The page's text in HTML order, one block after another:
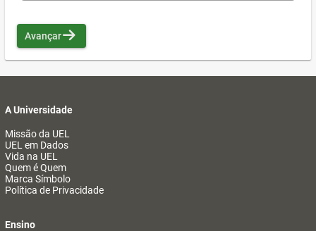
Avançar
A Universidade
Missão da UEL
UEL em Dados
Vida na UEL
Quem é Quem
Marca Símbolo
Política de Privacidade
Ensino